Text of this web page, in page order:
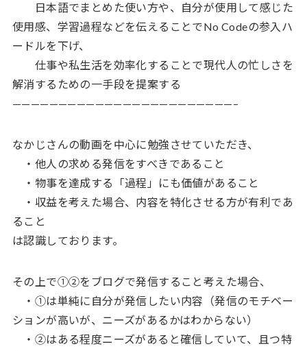
日本語でまとめた使い方や、自分が使用して感じた
使用感、学習過程などを伝えることでNo Codeの参入ハ
ードルを下げ、
仕事や私生活を効率化することで現代人の忙しさを
解消するための一手段を提案する
————————————————————————–
なかじさんの動画を中心に勉強させていただき、
・他人の求める発信をすべきであること
・物事を達成する「過程」にも価値があること
・収益を考えた場合、内容を特化させる方が有利であ
ること
は認識しております。
その上で①②をブログで発信すること考えた場合、
・①は単純に自分が発信したい内容（発信のモチベー
ションが高いが、ニーズがあるかはわからない）
・②はある程度ニーズがあると確信していて、且つ特